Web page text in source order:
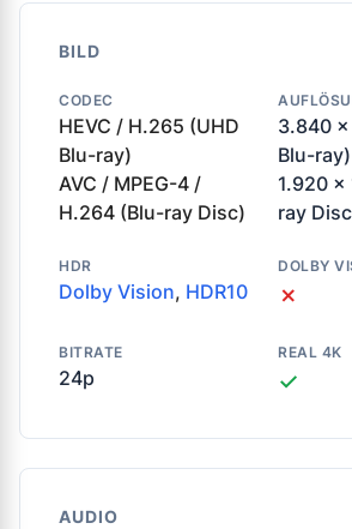
BILD
CODEC
HEVC / H.265 (UHD
Blu-ray)
AVC / MPEG-4 /
H.264 (Blu-ray Disc)
3.840 x
Blu-ray)
1.920 x
ray
HDR
Dolby Vision, HDR10
DOLBY
✗
BITRATE
24p
REAL 4K
✓
AUDIO